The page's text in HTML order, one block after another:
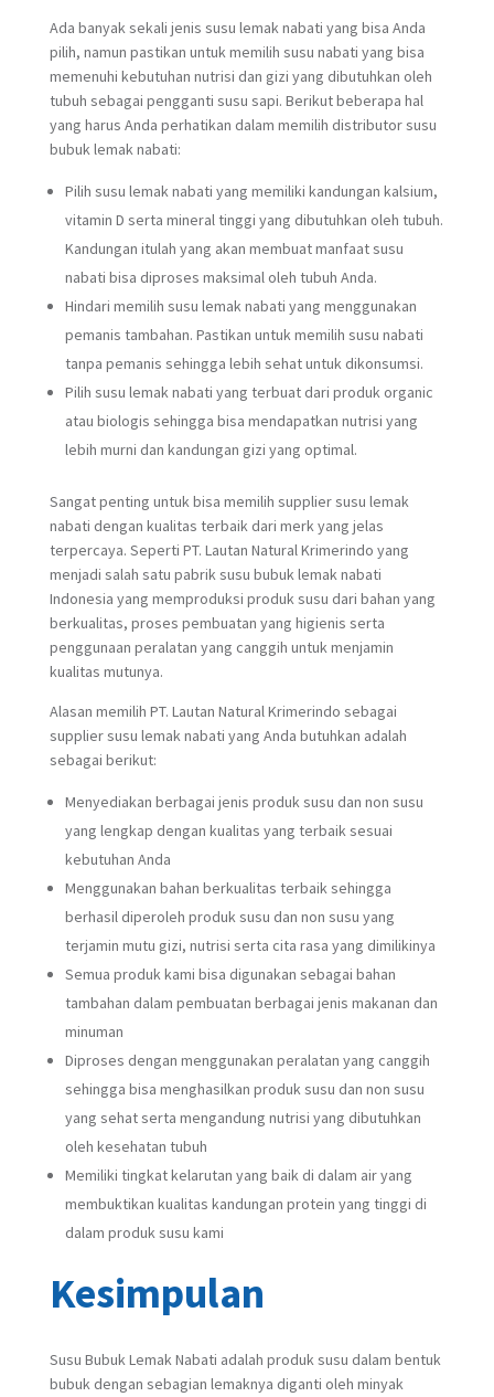
Ada banyak sekali jenis susu lemak nabati yang bisa Anda
pilih, namun pastikan untuk memilih susu nabati yang bisa
memenuhi kebutuhan nutrisi dan gizi yang dibutuhkan oleh
tubuh sebagai pengganti susu sapi. Berikut beberapa hal
yang harus Anda perhatikan dalam memilih distributor susu
bubuk lemak nabati:
Pilih susu lemak nabati yang memiliki kandungan kalsium,
vitamin D serta mineral tinggi yang dibutuhkan oleh tubuh.
Kandungan itulah yang akan membuat manfaat susu
nabati bisa diproses maksimal oleh tubuh Anda.
Hindari memilih susu lemak nabati yang menggunakan
pemanis tambahan. Pastikan untuk memilih susu nabati
tanpa pemanis sehingga lebih sehat untuk dikonsumsi.
Pilih susu lemak nabati yang terbuat dari produk organic
atau biologis sehingga bisa mendapatkan nutrisi yang
lebih murni dan kandungan gizi yang optimal.
Sangat penting untuk bisa memilih supplier susu lemak
nabati dengan kualitas terbaik dari merk yang jelas
terpercaya. Seperti PT. Lautan Natural Krimerindo yang
menjadi salah satu pabrik susu bubuk lemak nabati
Indonesia yang memproduksi produk susu dari bahan yang
berkualitas, proses pembuatan yang higienis serta
penggunaan peralatan yang canggih untuk menjamin
kualitas mutunya.
Alasan memilih PT. Lautan Natural Krimerindo sebagai
supplier susu lemak nabati yang Anda butuhkan adalah
sebagai berikut:
Menyediakan berbagai jenis produk susu dan non susu
yang lengkap dengan kualitas yang terbaik sesuai
kebutuhan Anda
Menggunakan bahan berkualitas terbaik sehingga
berhasil diperoleh produk susu dan non susu yang
terjamin mutu gizi, nutrisi serta cita rasa yang dimilikinya
Semua produk kami bisa digunakan sebagai bahan
tambahan dalam pembuatan berbagai jenis makanan dan
minuman
Diproses dengan menggunakan peralatan yang canggih
sehingga bisa menghasilkan produk susu dan non susu
yang sehat serta mengandung nutrisi yang dibutuhkan
oleh kesehatan tubuh
Memiliki tingkat kelarutan yang baik di dalam air yang
membuktikan kualitas kandungan protein yang tinggi di
dalam produk susu kami
Kesimpulan
Susu Bubuk Lemak Nabati adalah produk susu dalam bentuk
bubuk dengan sebagian lemaknya diganti oleh minyak